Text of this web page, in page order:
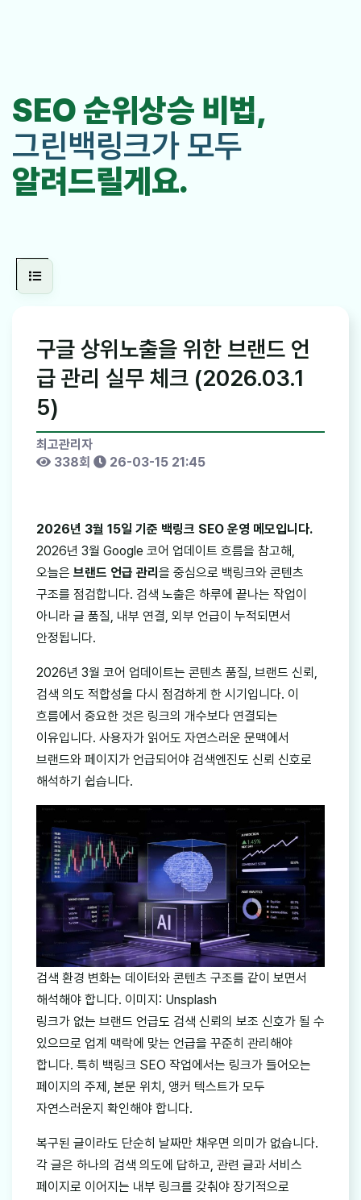
SEO 순위상승 비법,
그린백링크가 모두
알려드릴게요.
구글 상위노출을 위한 브랜드 언
급 관리 실무 체크 (2026.03.1
5)
최고관리자
338회
26-03-15 21:45
2026년 3월 15일 기준 백링크 SEO 운영 메모입니다.
2026년 3월 Google 코어 업데이트 흐름을 참고해,
오늘은 브랜드 언급 관리 을 중심으로 백링크와 콘텐츠
구조를 점검합니다. 검색 노출은 하루에 끝나는 작업이
아니라 글 품질, 내부 연결, 외부 언급이 누적되면서
안정됩니다.
2026년 3월 코어 업데이트는 콘텐츠 품질, 브랜드 신뢰,
검색 의도 적합성을 다시 점검하게 한 시기입니다. 이
흐름에서 중요한 것은 링크의 개수보다 연결되는
이유입니다. 사용자가 읽어도 자연스러운 문맥에서
브랜드와 페이지가 언급되어야 검색엔진도 신뢰 신호로
해석하기 쉽습니다.
검색 환경 변화는 데이터와 콘텐츠 구조를 같이 보면서
해석해야 합니다. 이미지: Unsplash
링크가 없는 브랜드 언급도 검색 신뢰의 보조 신호가 될 수
있으므로 업계 맥락에 맞는 언급을 꾸준히 관리해야
합니다. 특히 백링크 SEO 작업에서는 링크가 들어오는
페이지의 주제, 본문 위치, 앵커 텍스트가 모두
자연스러운지 확인해야 합니다.
복구된 글이라도 단순히 날짜만 채우면 의미가 없습니다.
각 글은 하나의 검색 의도에 답하고, 관련 글과 서비스
페이지로 이어지는 내부 링크를 갖춰야 장기적으로